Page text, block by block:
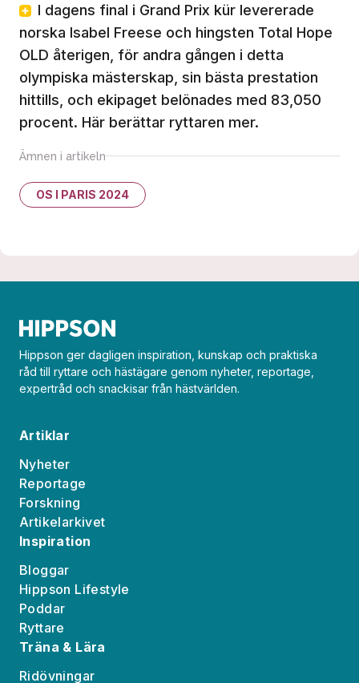
I dagens final i Grand Prix kür levererade
norska Isabel Freese och hingsten Total Hope
OLD återigen, för andra gången i detta
olympiska mästerskap, sin bästa prestation
hittills, och ekipaget belönades med 83,050
procent. Här berättar ryttaren mer.
Ämnen i artikeln
OS I PARIS 2024
Hippson ger dagligen inspiration, kunskap och praktiska
råd till ryttare och hästägare genom nyheter, reportage,
expertråd och snackisar från hästvärlden.
Artiklar
Nyheter
Reportage
Forskning
Artikelarkivet
Inspiration
Bloggar
Hippson Lifestyle
Poddar
Ryttare
Träna & Lära
Ridövningar